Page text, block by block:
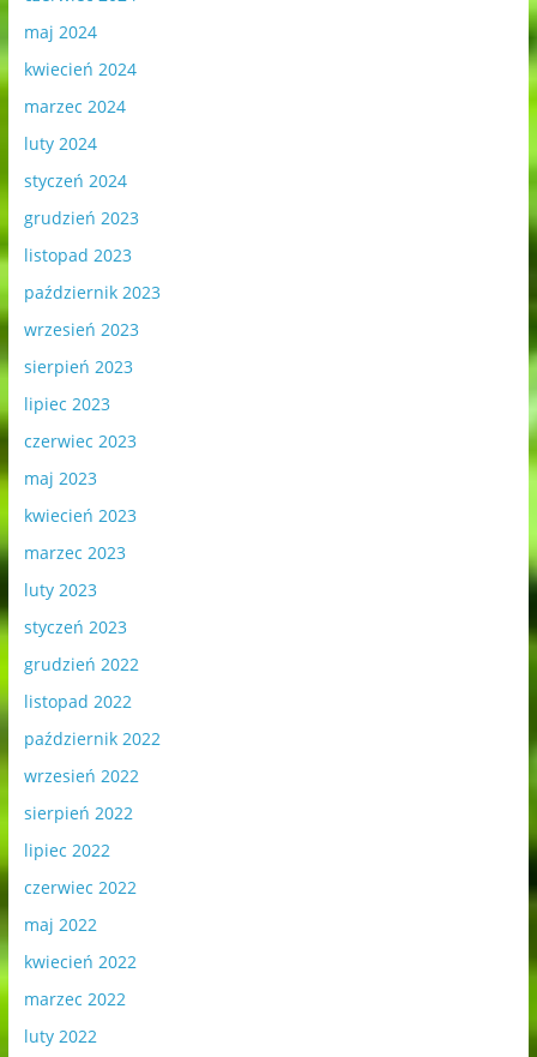
maj 2024
kwiecień 2024
marzec 2024
luty 2024
styczeń 2024
grudzień 2023
listopad 2023
październik 2023
wrzesień 2023
sierpień 2023
lipiec 2023
czerwiec 2023
maj 2023
kwiecień 2023
marzec 2023
luty 2023
styczeń 2023
grudzień 2022
listopad 2022
październik 2022
wrzesień 2022
sierpień 2022
lipiec 2022
czerwiec 2022
maj 2022
kwiecień 2022
marzec 2022
luty 2022